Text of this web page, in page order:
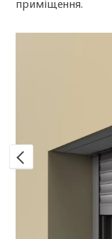
приміщення.